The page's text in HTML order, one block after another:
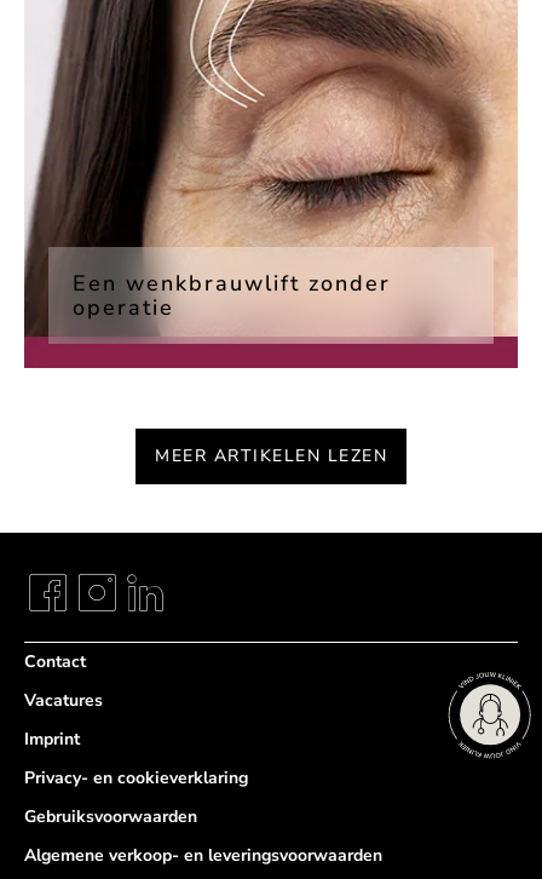
Een wenkbrauwlift zonder
operatie
MEER ARTIKELEN LEZEN
Contact
Vacatures
Imprint
Privacy- en cookieverklaring
Gebruiksvoorwaarden
Algemene verkoop- en leveringsvoorwaarden